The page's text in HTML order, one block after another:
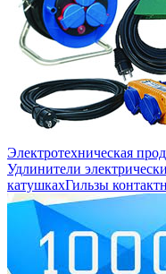
Электротехническая
Удлинители
катушкахГильзы